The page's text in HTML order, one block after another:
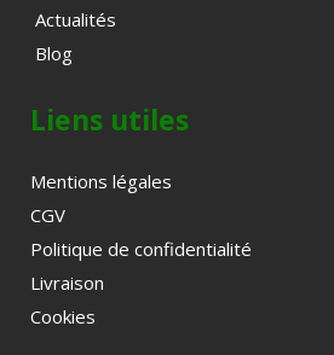
Actualités
Blog
Liens utiles
Mentions légales
CGV
Politique de confidentialité
Livraison
Cookies